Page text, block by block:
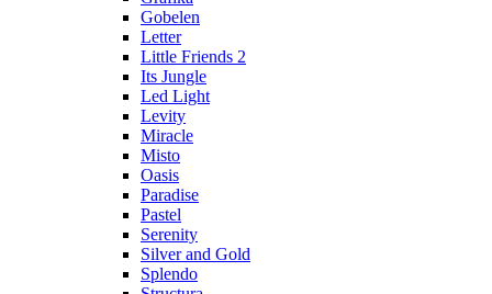
Gobelen
Letter
Little Friends 2
Its Jungle
Led Light
Levity
Miracle
Misto
Oasis
Paradise
Pastel
Serenity
Silver and Gold
Splendo